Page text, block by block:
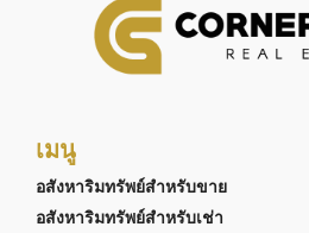
เมนู
อสังหาริมทรัพย์สำหรับขาย
อสังหาริมทรัพย์สำหรับเช่า